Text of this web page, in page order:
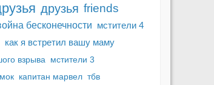
друзья friends
бесконечности мстители 4
как я встретил вашу маму
взрыва
мстители 3
капитан марвел тбв